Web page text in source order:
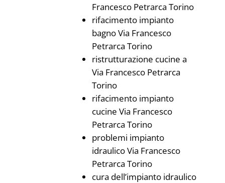
Francesco Petrarca Torino
rifacimento impianto
bagno Via Francesco
Petrarca Torino
ristrutturazione cucine a
Via Francesco Petrarca
Torino
rifacimento impianto
cucine Via Francesco
Petrarca Torino
problemi impianto
idraulico Via Francesco
Petrarca Torino
cura dell’impianto idraulico